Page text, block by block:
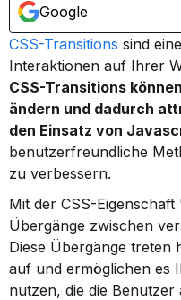
Google
CSS-Transitions sind
Interaktionen auf Ihrer
CSS-Transitions
ändern und dadurch
den Einsatz von
benutzerfreundliche
zu verbessern.
Mit der CSS-
Übergänge zwischen
Diese Übergänge treten
auf und ermöglichen es
nutzen, die die